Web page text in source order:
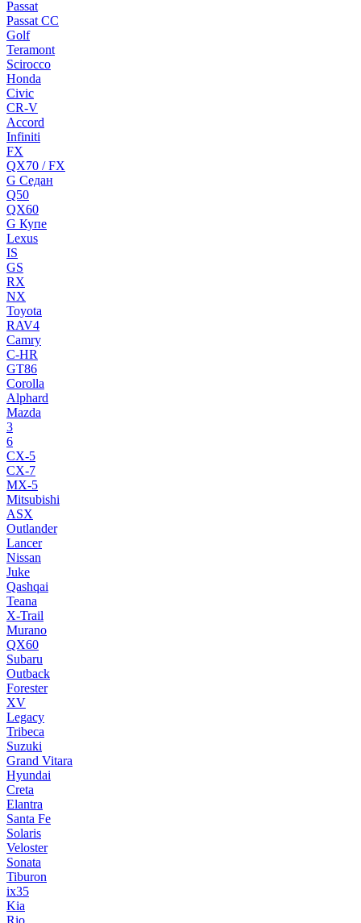
Passat
Passat CC
Golf
Teramont
Scirocco
Honda
Civic
CR-V
Accord
Infiniti
FX
QX70 / FX
G Cедан
Q50
QX60
G Купе
Lexus
IS
GS
RX
NX
Toyota
RAV4
Camry
C-HR
GT86
Corolla
Alphard
Mazda
3
6
CX-5
CX-7
MX-5
Mitsubishi
ASX
Outlander
Lancer
Nissan
Juke
Qashqai
Teana
X-Trail
Murano
QX60
Subaru
Outback
Forester
XV
Legacy
Tribeca
Suzuki
Grand Vitara
Hyundai
Creta
Elantra
Santa Fe
Solaris
Veloster
Sonata
Tiburon
ix35
Kia
Rio